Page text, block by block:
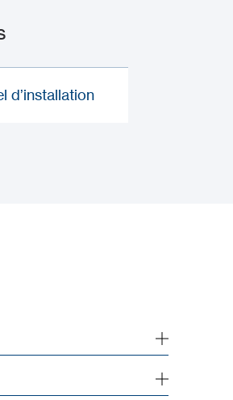
d’installation